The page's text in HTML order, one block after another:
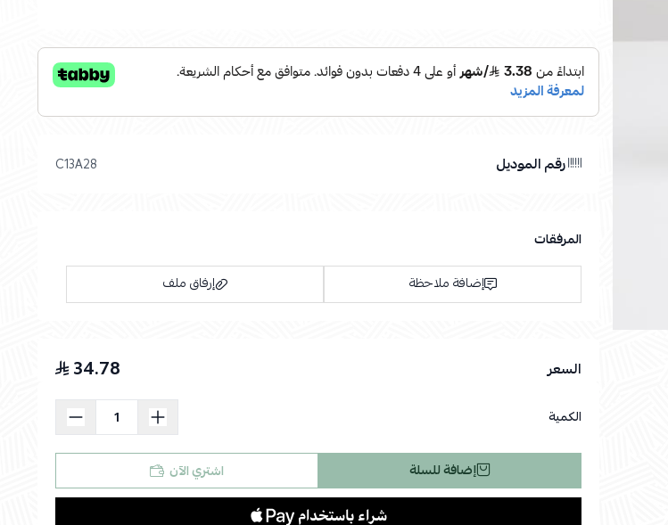
رقم الموديل C13A28
المرفقات
إضافة ملاحظة
إرفاق ملف
السعر 34.78
الكمية
إضافة للسلة اشتري الآن